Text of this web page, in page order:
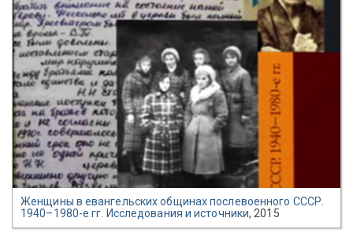
Женщины в евангельских общинах послевоенного СССР.
1940–1980-е гг. Исследования и источники, 2015